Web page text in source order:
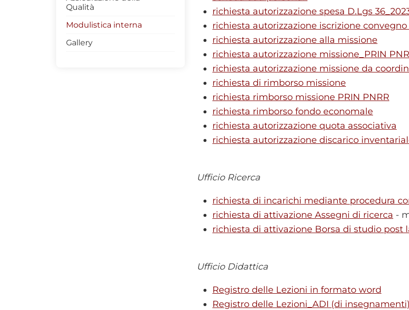
richiesta autorizzazione spesa D.Lgs
richiesta autorizzazione iscrizione
richiesta autorizzazione alla missione
richiesta autorizzazione missione_PRIN
richiesta autorizzazione missione da
richiesta di rimborso missione
richiesta rimborso missione PRIN PNRR
richiesta rimborso fondo economale
richiesta autorizzazione quota associativa
richiesta autorizzazione discarico
Ufficio Ricerca
richiesta di incarichi mediante procedura
richiesta di attivazione Assegni di ricerca -
richiesta di attivazione Borsa di studio post
Ufficio Didattica
Registro delle Lezioni in formato word
Registro delle Lezioni_ADI (di
Qualità
Modulistica interna
Gallery